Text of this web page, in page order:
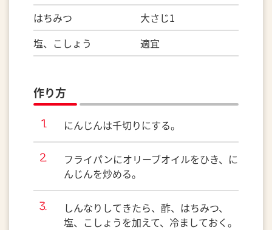
はちみつ 大さじ1
塩、こしょう 適宜
作り方
にんじんは千切りにする。
フライパンにオリーブオイルをひき、に
んじんを炒める。
しんなりしてきたら、酢、はちみつ、
塩、こしょうを加えて、冷ましておく。